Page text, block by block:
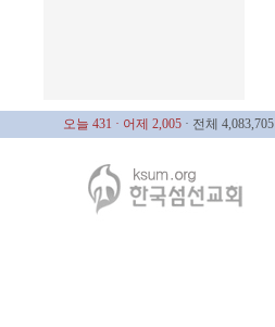
오늘 431 · 어제 2,005 · 전체 4,083,705